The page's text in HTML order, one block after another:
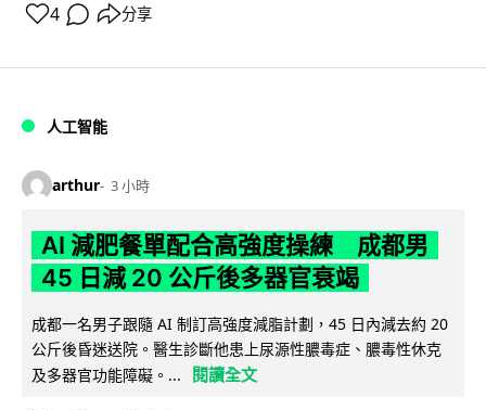
4 分享
人工智能
arthur 3 小時
AI 減肥餐單配合高強度操練 成都男
45 日減 20 公斤後多器官衰竭
成都一名男子跟隨 AI 制訂高強度減脂計劃，45 日內減去約 20
公斤後昏迷送院。醫生診斷他患上尿源性膿毒症、膿毒性休克
及多器官功能障礙。...
閱讀全文